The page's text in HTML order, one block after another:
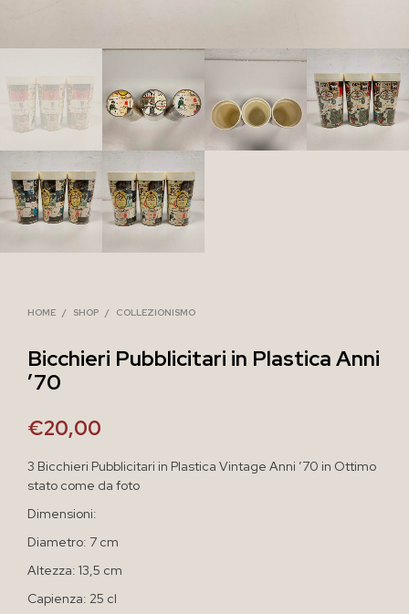
HOME / SHOP / COLLEZIONISMO
Bicchieri Pubblicitari in Plastica Anni
’70
€20,00
3 Bicchieri Pubblicitari in Plastica Vintage Anni ’70 in Ottimo
stato come da foto
Dimensioni:
Diametro: 7 cm
Altezza: 13,5 cm
Capienza: 25 cl